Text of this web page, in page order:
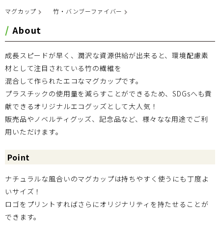
マグカップ 竹・バンブーファイバー
About
成長スピードが早く、潤沢な資源供給が出来ると、環境配慮素
材として注目されている竹の繊維を
混合して作られたエコなマグカップです。
プラスチックの使用量を減らすことができるため、SDGsへも貢
献できるオリジナルエコグッズとして大人気！
販売品やノベルティグッズ、記念品など、様々なな用途でご利
用いただけます。
Point
ナチュラルな風合いのマグカップは持ちやすく使うにも丁度よ
いサイズ！
ロゴをプリントすればさらにオリジナリティを持たせることが
できます。